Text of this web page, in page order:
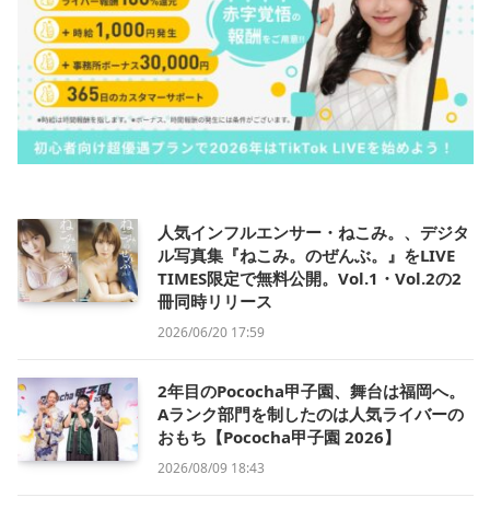
人気インフルエンサー・ねこみ。、デジタ
ル写真集『ねこみ。のぜんぶ。』をLIVE
TIMES限定で無料公開。Vol.1・Vol.2の2
冊同時リリース
2026/06/20 17:59
2年目のPococha甲子園、舞台は福岡へ。
Aランク部門を制したのは人気ライバーの
おもち【Pococha甲子園 2026】
2026/08/09 18:43